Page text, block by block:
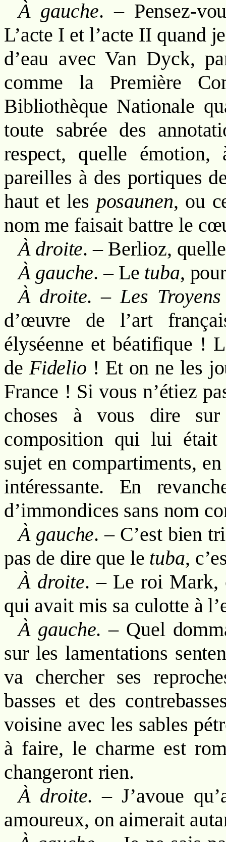
À gauche. – Pensez-
L’acte I et l’acte II quand
d’eau avec Van Dyck,
comme la Première
Bibliothèque Nationale
toute sabrée des
respect, quelle émotion,
pareilles à des portiques
haut et les posaunen, ou
nom me faisait battre le
À droite. – Berlioz,
À gauche. – Le tuba,
À droite. –Les Troyens
d’œuvre de l’art
élyséenne et béatifique !
de Fidelio ! Et on ne les
France ! Si vous n’étiez
choses à vous dire
composition qui lui était
sujet en compartiments,
intéressante. En
d’immondices sans nom
À gauche. – C’est bien
pas de dire que le tuba,
À droite. – Le roi Mark,
qui avait mis sa culotte à
À gauche. – Quel
sur les lamentations
va chercher ses
basses et des
voisine avec les sables
à faire, le charme est
changeront rien.
À droite. – J’avoue
amoureux, on aimerait